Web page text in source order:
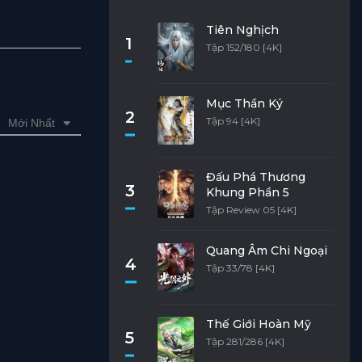
Mới Nhất
1
Tiên Nghịch
Tập 152/180 [4K]
2
Mục Thần Ký
Tập 94 [4K]
3
Đấu Phá Thương
Khung Phần 5
Tập Review 05 [4K]
4
Quang Âm Chi Ngoại
Tập 33/78 [4K]
5
Thế Giới Hoàn Mỹ
Tập 281/286 [4K]